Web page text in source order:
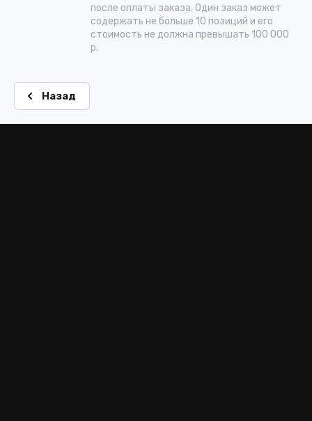
после оплаты заказа. Один заказ может
содержать не больше 10 позиций и его
стоимость не должна превышать 100 000
р.
Назад